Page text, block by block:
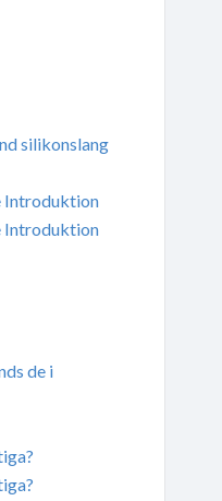
silikonslang
Introduktion
Introduktion
de i